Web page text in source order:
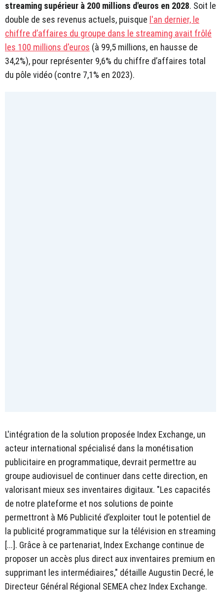
streaming supérieur à 200 millions d'euros en 2028. Soit le
double de ses revenus actuels, puisque l'an dernier, le
chiffre d’affaires du groupe dans le streaming avait frôlé
les 100 millions d'euros (à 99,5 millions, en hausse de
34,2%), pour représenter 9,6% du chiffre d’affaires total
du pôle vidéo (contre 7,1% en 2023).
L'intégration de la solution proposée Index Exchange, un
acteur international spécialisé dans la monétisation
publicitaire en programmatique, devrait permettre au
groupe audiovisuel de continuer dans cette direction, en
valorisant mieux ses inventaires digitaux. "Les capacités
de notre plateforme et nos solutions de pointe
permettront à M6 Publicité d’exploiter tout le potentiel de
la publicité programmatique sur la télévision en streaming
[...]. Grâce à ce partenariat, Index Exchange continue de
proposer un accès plus direct aux inventaires premium en
supprimant les intermédiaires," détaille Augustin Decré, le
Directeur Général Régional SEMEA chez Index Exchange.